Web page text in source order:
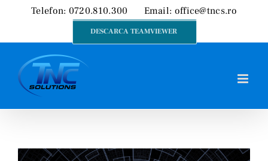
content
Telefon: 0720.810.300 Email: office@tncs.ro
DESCARCA TEAMVIEWER